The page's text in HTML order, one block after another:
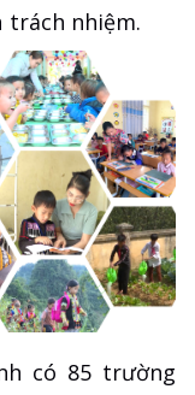
trách nhiệm.
có 85 trường